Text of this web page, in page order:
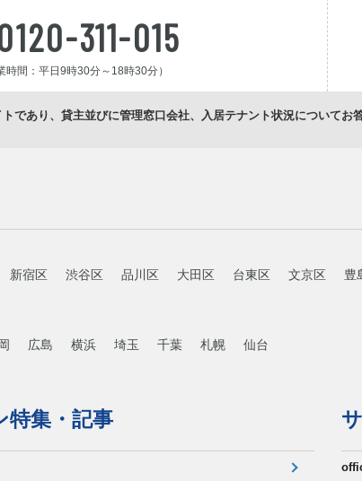
311-015
時間：平日9時30分～18時30分）
であり、貸主並びに管理窓口会社、入居テナント状況についてお
新宿区 渋谷区 品川区 大田区 台東区 文京区 豊
広島 横浜 埼玉 千葉 札幌 仙台
特集・記事